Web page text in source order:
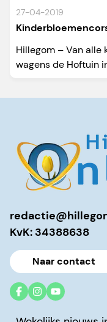
27-04-2019
Hillegom – Van alle
wagens de Hoftuin
KvK: 34388638
Naar contact